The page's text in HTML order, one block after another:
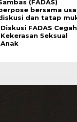
Diskusi FADAS Cegah
Kekerasan Seksual
Anak